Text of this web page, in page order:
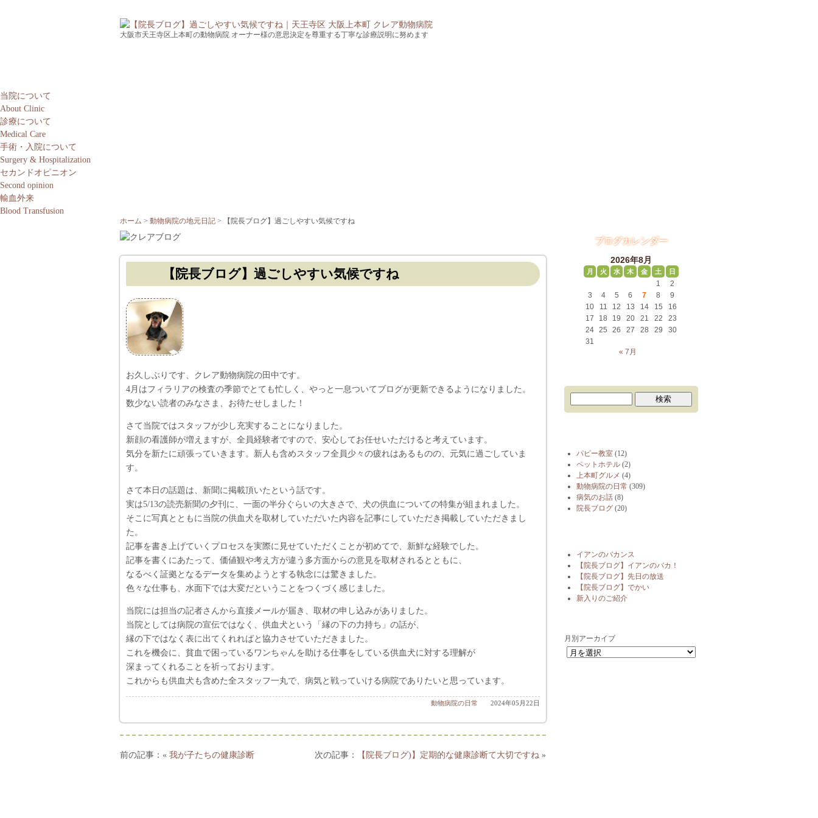
大阪市天王寺区上本町の動物病院 オーナー様の意思決定を尊重する丁寧な診療説明に努めます
当院について
About Clinic
診療について
Medical Care
手術・入院について
Surgery & Hospitalization
セカンドオピニオン
Second opinion
輸血外来
Blood Transfusion
ホーム 動物病院の地元日記 【院長ブログ】過ごしやすい気候ですね
【院長ブログ】過ごしやすい気候ですね
お久しぶりです、クレア動物病院の田中です。
4月はフィラリアの検査の季節でとても忙しく、やっと一息ついてブログが更新できるようになりました。
数少ない読者のみなさま、お待たせしました！
さて当院ではスタッフが少し充実することになりました。
新顔の看護師が増えますが、全員経験者ですので、安心してお任せいただけると考えています。
気分を新たに頑張っていきます。新人も含めスタッフ全員少々の疲れはあるものの、元気に過ごしていま
す。
さて本日の話題は、新聞に掲載頂いたという話です。
実は5/13の読売新聞の夕刊に、一面の半分ぐらいの大きさで、犬の供血についての特集が組まれました。
そこに写真とともに当院の供血犬を取材していただいた内容を記事にしていただき掲載していただきまし
た。
記事を書き上げていくプロセスを実際に見せていただくことが初めてで、新鮮な経験でした。
記事を書くにあたって、価値観や考え方が違う多方面からの意見を取材されるとともに、
なるべく証拠となるデータを集めようとする執念には驚きました。
色々な仕事も、水面下では大変だということをつくづく感じました。
当院には担当の記者さんから直接メールが届き、取材の申し込みがありました。
当院としては病院の宣伝ではなく、供血犬という「縁の下の力持ち」の話が、
縁の下ではなく表に出てくれればと協力させていただきました。
これを機会に、貧血で困っているワンちゃんを助ける仕事をしている供血犬に対する理解が
深まってくれることを祈っております。
これからも供血犬も含めた全スタッフ一丸で、病気と戦っていける病院でありたいと思っています。
2024年05月22日
動物病院の日常
« 我が子たちの健康診断 【院長ブログ)】定期的な健康診断て大切ですね »
ブログカレンダー
2026年8月
月 火 水 木 金 土 日
1
2
3
4 5 6 7 8
9
10
11 12 13 14 15
16
17
18 19 20 21 22
23
24 25 26 27 28 29
30
31
« 7月
パピー教室 (12)
ペットホテル (2)
上本町グルメ (4)
動物病院の日常 (309)
病気のお話 (8)
院長ブログ (20)
イアンのバカンス
【院長ブログ】イアンのバカ！
【院長ブログ】先日の放送
【院長ブログ】でかい
新入りのご紹介
月別アーカイブ